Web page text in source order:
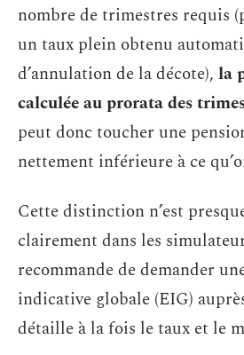
nombre de trimestres requis
un taux plein obtenu
d’annulation de la décote), la
calculée au prorata des
peut donc toucher une
nettement inférieure à ce
Cette distinction n’est
clairement dans les
recommande de demander
indicative globale (EIG)
détaille à la fois le taux et le